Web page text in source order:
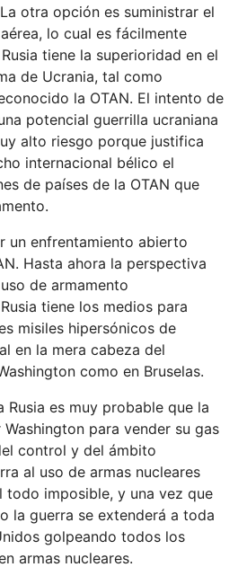
otra opción es suministrar el
lo cual es fácilmente
tiene la superioridad en el
de Ucrania, tal como
la OTAN. El intento de
potencial guerrilla ucraniana
alto riesgo porque justifica
internacional bélico el
de países de la OTAN que
un enfrentamiento abierto
Hasta ahora la perspectiva
de armamento
tiene los medios para
misiles hipersónicos de
en la mera cabeza del
como en Bruselas.
Rusia es muy probable que la
para vender su gas
control y del ámbito
al uso de armas nucleares
todo imposible, y una vez que
la guerra se extenderá a toda
golpeando todos los
armas nucleares.